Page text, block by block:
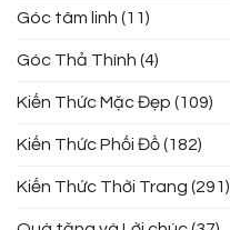
Góc tâm linh (11)
Góc Thả Thính (4)
Kiến Thức Mặc Đẹp (109)
Kiến Thức Phối Đồ(182)
Kiến Thức Thời Trang (291)